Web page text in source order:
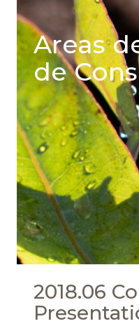
Areas
de
2018.06